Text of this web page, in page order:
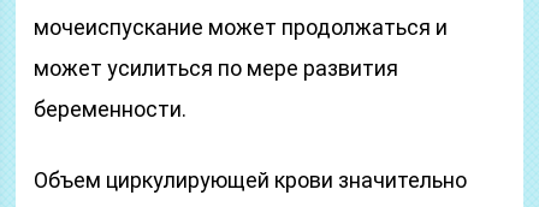
мочеиспускание может продолжаться и
может усилиться по мере развития
беременности.
Объем циркулирующей крови значительно